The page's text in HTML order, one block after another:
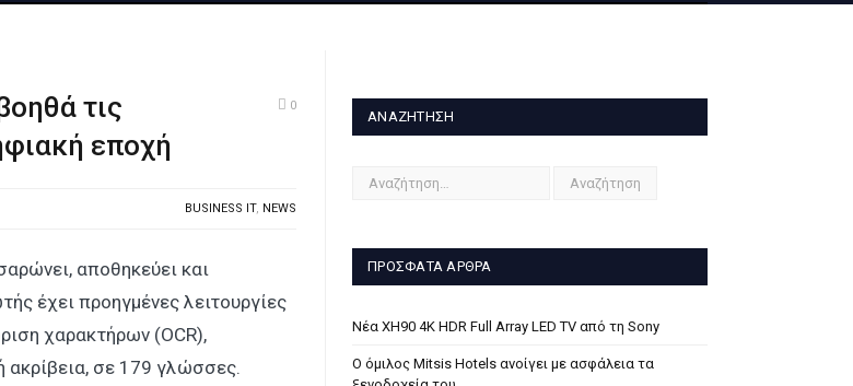
τις
εποχή
0
BUSINESS IT, NEWS
αποθηκεύει και
έχει προηγμένες λειτουργίες
χαρακτήρων (OCR),
ακρίβεια, σε 179 γλώσσες.
ΑΝΑΖΉΤΗΣΗ
ΠΡΌΣΦΑΤΑ ΆΡΘΡΑ
Νέα XH90 4K HDR Full Array LED TV από τη Sony
Ο όμιλος Mitsis Hotels ανοίγει με ασφάλεια τα